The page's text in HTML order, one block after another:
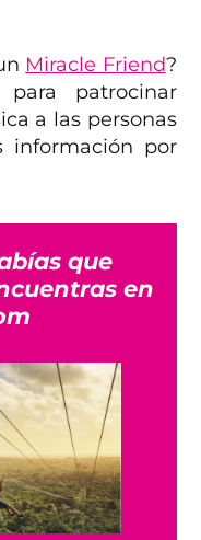
Miracle Friend?
patrocinar
a las personas
información por
que
en